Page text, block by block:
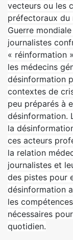
vecteurs ou les
préfectoraux du
Guerre
journalistes
« réinformation
les médecins
désinformation
contextes de
peu préparés à
désinformation.
la
ces acteurs
la relation
journalistes et
des pistes pour
désinformation
les
nécessaires
quotidien.